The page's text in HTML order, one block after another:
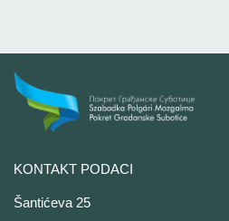
KONTAKT PODACI
Šantićeva 25